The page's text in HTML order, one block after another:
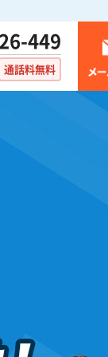
449
通話料無料